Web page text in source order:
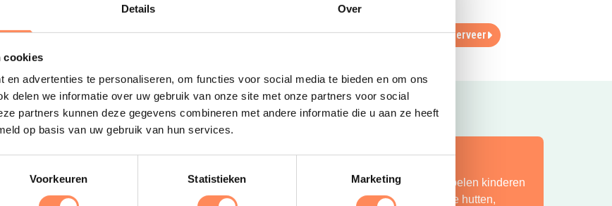
Details Over
cookies
en advertenties te personaliseren, om functies voor social media te bieden en om ons
delen we informatie over uw gebruik van onze site met onze partners voor social
partners kunnen deze gegevens combineren met andere informatie die u aan ze heeft
op basis van uw gebruik van hun services.
Voorkeuren Statistieken Marketing
sport, fun en wellness faciliteiten!
Lees meer Lees meer Reserveer
Uitgelicht
Dít is vakantie op z’n mooist!
Bij Camping Huttopia De Roos spelen kinderen
eindeloos in de natuur, bouwen ze hutten,